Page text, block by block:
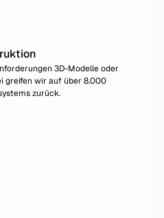
3D-Modelle oder
greifen wir auf über 8.000
zurück.